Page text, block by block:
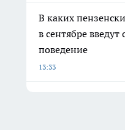
В каких
в сентябре введут
поведение
13:33